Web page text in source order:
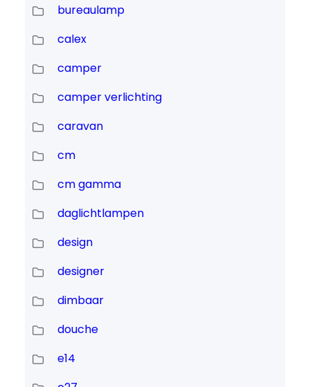
bureaulamp
calex
camper
camper verlichting
caravan
cm
cm gamma
daglichtlampen
design
designer
dimbaar
douche
e14